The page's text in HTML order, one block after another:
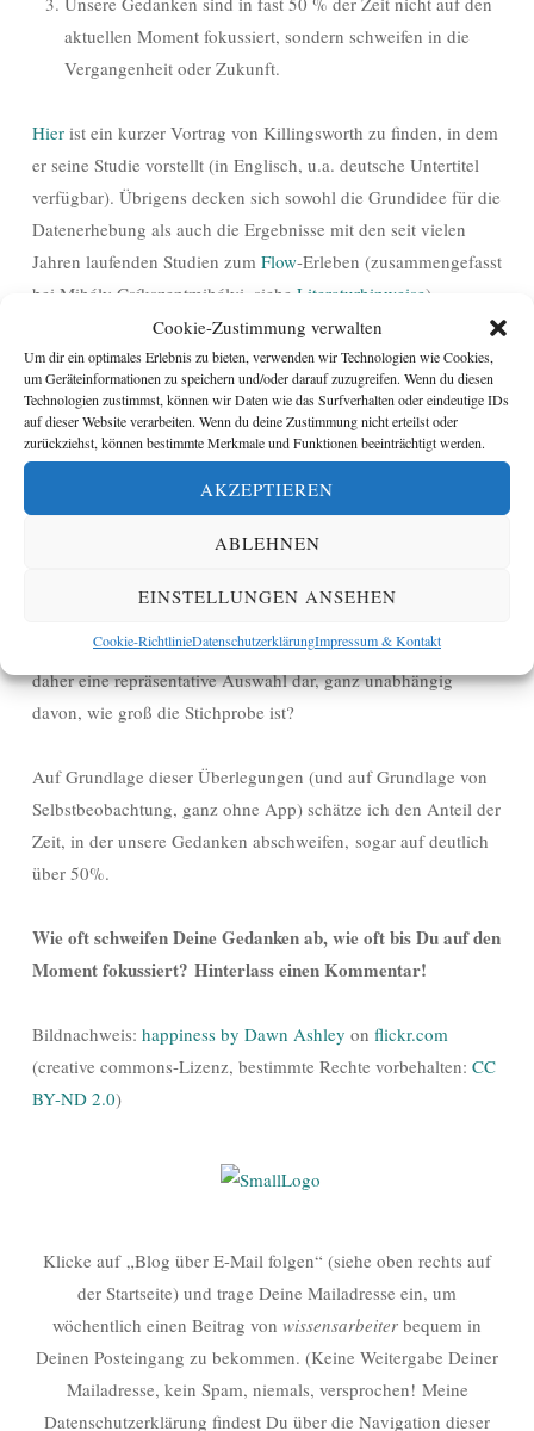
Cookie-Zustimmung verwalten
Um dir ein optimales Erlebnis zu bieten, verwenden wir Technologien wie Cookies,
um Geräteinformationen zu speichern und/oder darauf zuzugreifen. Wenn du diesen
Technologien zustimmst, können wir Daten wie das Surfverhalten oder eindeutige IDs
auf dieser Website verarbeiten. Wenn du deine Zustimmung nicht erteilst oder
zurückziehst, können bestimmte Merkmale und Funktionen beeinträchtigt werden.
AKZEPTIEREN
ABLEHNEN
EINSTELLUNGEN ANSEHEN
Cookie-RichtlinieDatenschutzerklärungImpressum & Kontakt
aktuellen Moment fokussiert, sondern schweifen in die
Vergangenheit oder Zukunft.
Hier ist ein kurzer Vortrag von Killingsworth zu finden, in dem
er seine Studie vorstellt (in Englisch, u.a. deutsche Untertitel
verfügbar). Übrigens decken sich sowohl die Grundidee für die
Datenerhebung als auch die Ergebnisse mit den seit vielen
Jahren laufenden Studien zum Flow-Erleben (zusammengefasst
bei Mihály Csíkszentmihályi, siehe Literaturhinweise).
Ein Grundproblem der empirischen, mit Befragungen
arbeitenden Bewusstseinsforschung ist jedoch auch hier zu
beachten. Inwiefern beeinflusst die Beobachtung eines
Phänomens (in diesem Fall: mentaler Fokus) das Phänomen
selbst? Inwiefern werden also Probanden bereits dadurch
fokussierter, dass sie ihre Aufmerksamkeit auf das Phänomen
Fokus richten? Und inwieweit verfügen Menschen, die sich
Problembewusstsein in diesem Bereich? Inwiefern stellen sie
daher eine repräsentative Auswahl dar, ganz unabhängig
davon, wie groß die Stichprobe ist?
Auf Grundlage dieser Überlegungen (und auf Grundlage von
Selbstbeobachtung, ganz ohne App) schätze ich den Anteil der
Zeit, in der unsere Gedanken abschweifen, sogar auf deutlich
über 50%.
Wie oft schweifen Deine Gedanken ab, wie oft bis Du auf den
Moment fokussiert? Hinterlass einen Kommentar!
Bildnachweis: happiness by Dawn Ashley on flickr.com
(creative commons-Lizenz, bestimmte Rechte vorbehalten: CC
BY-ND 2.0)
Klicke auf „Blog über E-Mail folgen“ (siehe oben rechts auf
der Startseite) und trage Deine Mailadresse ein, um
wöchentlich einen Beitrag von wissensarbeiter bequem in
Deinen Posteingang zu bekommen. (Keine Weitergabe Deiner
Mailadresse, kein Spam, niemals, versprochen! Meine
Datenschutzerklärung findest Du über die Navigation dieser